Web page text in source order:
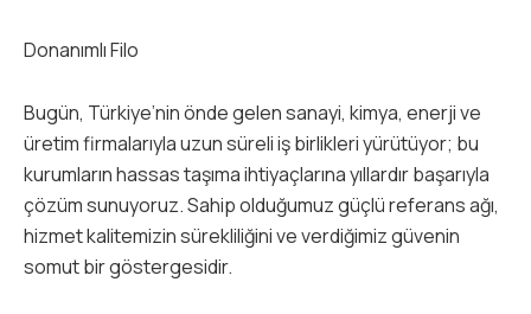
Donanımlı Filo
Bugün, Türkiye’nin önde gelen sanayi, kimya, enerji ve
üretim firmalarıyla uzun süreli iş birlikleri yürütüyor; bu
kurumların hassas taşıma ihtiyaçlarına yıllardır başarıyla
çözüm sunuyoruz. Sahip olduğumuz güçlü referans ağı,
hizmet kalitemizin sürekliliğini ve verdiğimiz güvenin
somut bir göstergesidir.